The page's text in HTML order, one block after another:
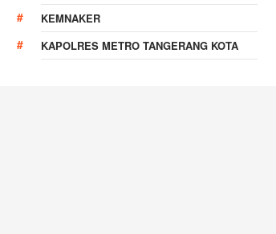
KEMNAKER
KAPOLRES METRO TANGERANG KOTA